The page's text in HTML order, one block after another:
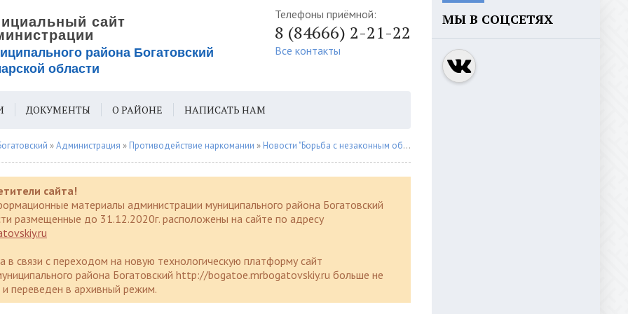
Телефоны приёмной:
8 (84666) 2-21-22
Все контакты
ДОКУМЕНТЫ О РАЙОНЕ НАПИСАТЬ НАМ
ДЛЯ СЛАБОВИДЯЩИХ
»Администрация » Противодействие наркомании » Новости "Борьба с незаконным оборотом наркоти
сайта!
материалы администрации муниципального района Богатовский
размещенные до 31.12.2020г. расположены на сайте по адресу
в связи с переходом на новую технологическую платформу сайт
района Богатовский http://bogatoe.mrbogatovskiy.ru больше не
переведен в архивный режим.
МЫ В СОЦСЕТЯХ